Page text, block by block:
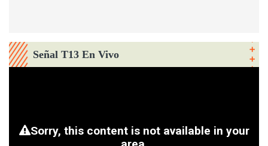
Señal T13 En Vivo